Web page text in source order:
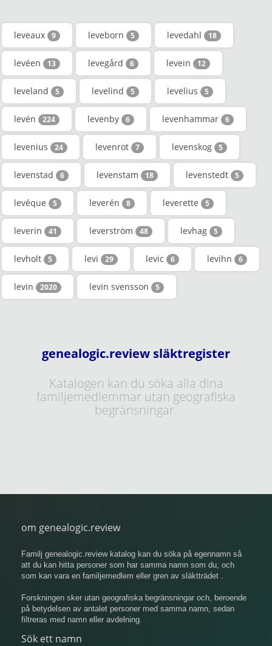
leveaux 9 leveborn 5 levedahl 18
levéen 13 levegård 6 levein 12
leveland 5 levelind 5 levelius 5
levén 224 levenby 6 levenhammar 6
levenius 24 levenrot 7 levenskog 5
levenstad 6 levenstam 18 levenstedt 5
levéque 5 leverén 8 leverette 5
leverin 41 leverström 48 levhag 5
levholt 5 levi 29 levic 6 levihn 6
levin 2020 levin svensson 5
genealogic.review släktregister
Katalogen kan du söka alla dina
familjemedlemmar utan geografiska
begränsningar.
om genealogic.review
Familj genealogic.review katalog kan du söka på egennamn så
att du kan hitta personer som har samma namn som du, och
som kan vara en familjemedlem eller gren av släktträdet .
Forskningen sker utan geografiska begränsningar och, beroende
på betydelsen av antalet personer med samma namn, sedan
filtreras med namn eller avdelning.
Sök ett namn